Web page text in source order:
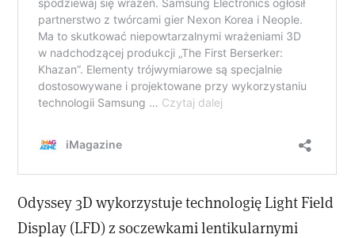
Odyssey 3D wykorzystuje technologię Light Field
Display (LFD) z soczewkami lentikularnymi